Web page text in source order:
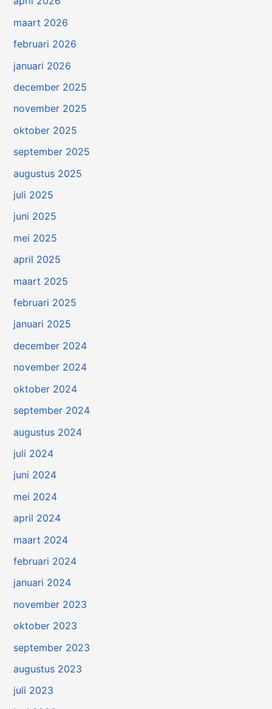
maart 2026
februari 2026
januari 2026
december 2025
november 2025
oktober 2025
september 2025
augustus 2025
juli 2025
juni 2025
mei 2025
april 2025
maart 2025
februari 2025
januari 2025
december 2024
november 2024
oktober 2024
september 2024
augustus 2024
juli 2024
juni 2024
mei 2024
april 2024
maart 2024
februari 2024
januari 2024
november 2023
oktober 2023
september 2023
augustus 2023
juli 2023